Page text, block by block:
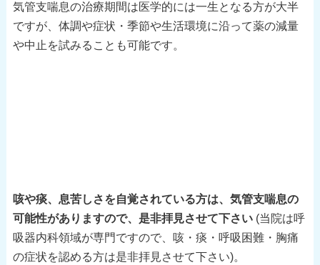
気管支喘息の治療期間は医学的には一生となる方が大半
ですが、体調や症状・季節や生活環境に沿って薬の減量
や中止を試みることも可能です。
咳や痰、息苦しさを自覚されている方は、気管支喘息の
可能性がありますので、是非拝見させて下さい (当院は呼
吸器内科領域が専門ですので、咳・痰・呼吸困難・胸痛
の症状を認める方は是非拝見させて下さい)。